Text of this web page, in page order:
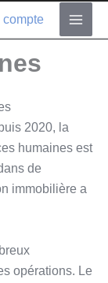
compte
Main
2020, la
humaines est
de
immobilière a
opérations. Le